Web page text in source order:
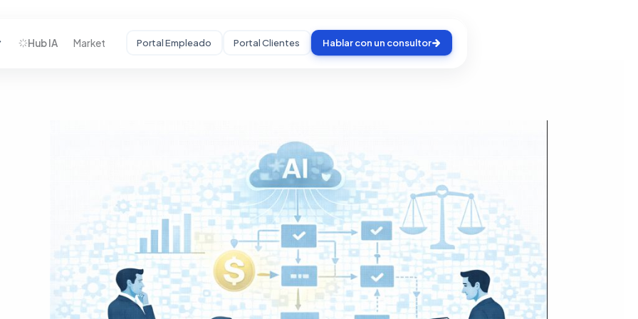
Auditoría Estratégica
Incubadora BHC ↗
Portal Startups ↗
Hub IA Market Portal Empleado Portal Clientes Hablar con un consultor